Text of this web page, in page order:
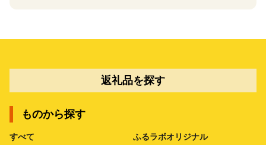
返礼品を探す
ものから探す
すべて ふるラボオリジナル